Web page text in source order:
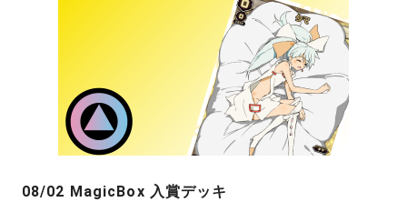
08/02 MagicBox 入賞デッキ